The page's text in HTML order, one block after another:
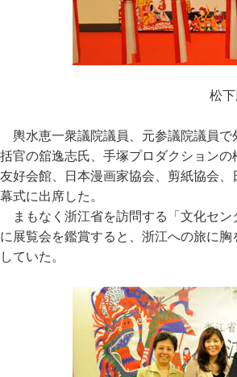
松
輿水恵一衆議院議員、元参議院議員
括官の舘逸志氏、手塚プロダクション
友好会館、日本漫画家協会、剪紙協会
幕式に出席した。
まもなく浙江省を訪問する「文化セ
に展覧会を鑑賞すると、浙江への旅に
していた。